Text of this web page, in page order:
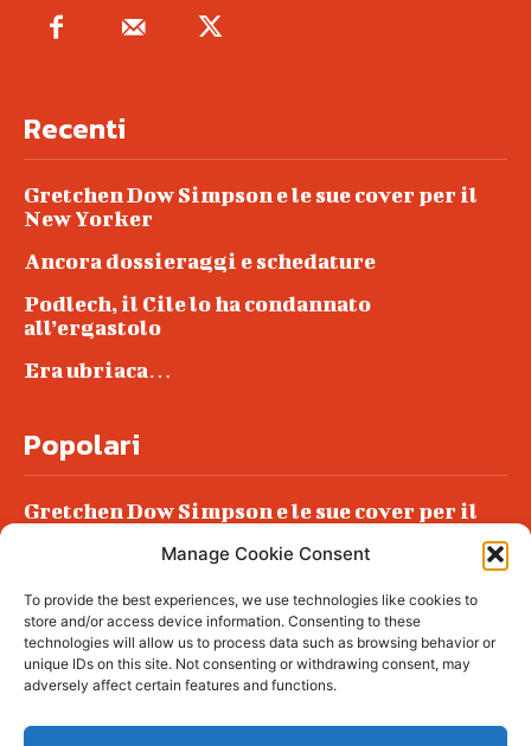
Manage Cookie Consent
To provide the best experiences, we use technologies like cookies to
store and/or access device information. Consenting to these
technologies will allow us to process data such as browsing behavior or
unique IDs on this site. Not consenting or withdrawing consent, may
adversely affect certain features and functions.
Recenti
Gretchen Dow Simpson e le sue cover per il
New Yorker
Ancora dossieraggi e schedature
Podlech, il Cile lo ha condannato
all’ergastolo
Era ubriaca…
Popolari
Gretchen Dow Simpson e le sue cover per il
Podlech, il Cile lo ha condannato
all’ergastolo
Era ubriaca…